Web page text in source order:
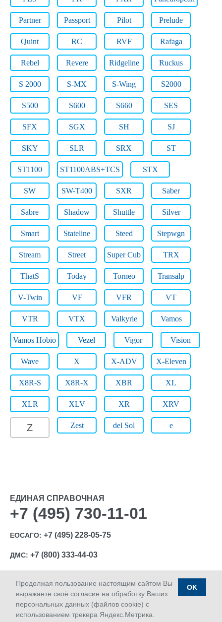
Partner Passport Pilot Prelude
Quint RC RVF Rafaga
Rebel Revere Ridgeline Ruckus
S 2000 S-MX S-Wing S2000
S500 S600 S660 SES
SFX SGX SH SJ
SKY SLR SRX ST
ST1100 ST1100ABS+TCS STX
SW SW-T400 SXR Saber
Sabre Shadow Shuttle Silver
Smart Stateline Steed Stepwgn
Stream Street Super Cub TRX
ThatS Today Torneo Transalp
V-Twin VF VFR VT
VTR VTX Valkyrie Vamos
Vamos Hobio Vezel Vigor Vision
Wave X X-ADV X-Eleven
X8R-S X8R-X XBR XL
XLR XLV XR XRV
Z Zest del Sol e
Продолжая пользование настоящим сайтом Вы
выражаете своё согласие на обработку Ваших
персональных данных (файлов cookie) с
использованием трекера Яндекс.Метрика.
OK
ЕДИНАЯ СПРАВОЧНАЯ
+7 (495) 730-11-01
ЕОСАГО: +7 (495) 228-05-75
ДМС: +7 (800) 333-44-03
Ⓒ 1992-2026 АО «МАКС»